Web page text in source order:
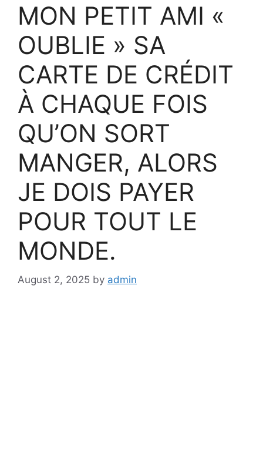
MON PETIT AMI «
OUBLIE » SA
CARTE DE CRÉDIT
À CHAQUE FOIS
QU’ON SORT
MANGER, ALORS
JE DOIS PAYER
POUR TOUT LE
MONDE.
August 2, 2025 by admin